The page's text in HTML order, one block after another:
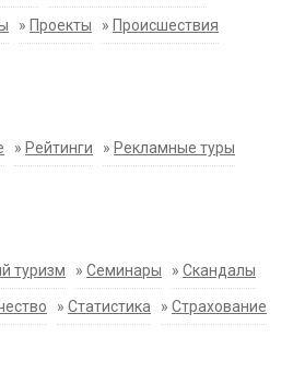
» Проекты » Происшествия
» Рейтинги » Рекламные туры
туризм » Семинары » Скандалы
» Статистика » Страхование